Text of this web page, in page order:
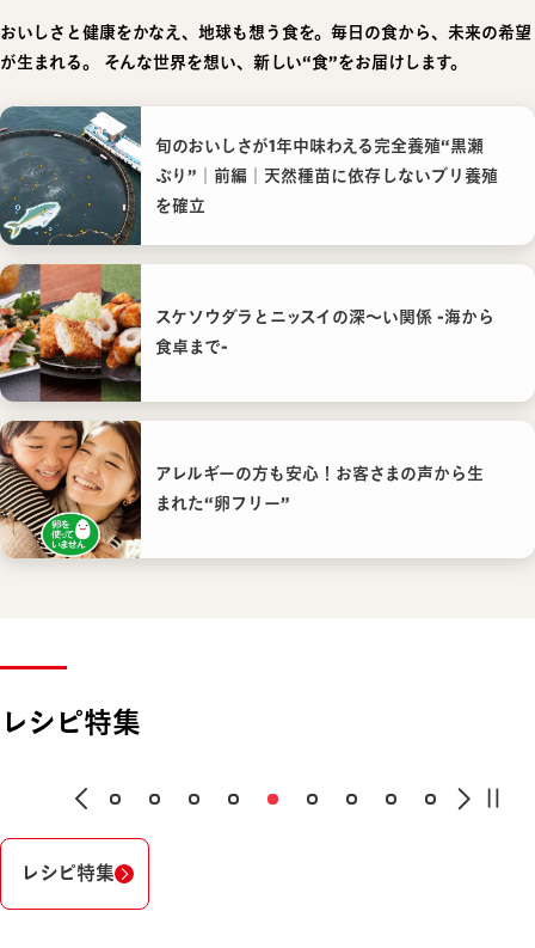
おいしさと健康をかなえ、地球も想う食を。毎日の食から、未来の希望
が生まれる。
そんな世界を想い、新しい“食”をお届けします。
旬のおいしさが1年中味わえる完全養殖“黒瀬
ぶり”｜前編｜天然種苗に依存しないブリ養殖
を確立
スケソウダラとニッスイの深〜い関係 -海から
食卓まで-
アレルギーの方も安心！お客さまの声から生
まれた“卵フリー”
レシピ特集
レシピ特集